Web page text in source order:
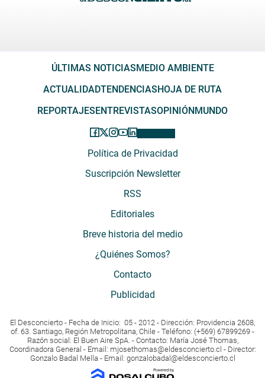
ÚLTIMAS NOTICIAS MEDIO AMBIENTE
ACTUALIDADTENDENCIAS HOJA DE RUTA
REPORTAJES ENTREVISTASOPINIÓN MUNDO
Política de Privacidad
Suscripción Newsletter
RSS
Editoriales
Breve historia del medio
¿Quiénes Somos?
Contacto
Publicidad
El Desconcierto - Fecha de Inicio: 05 - 2012 - Dirección: Providencia 2608,
of. 63. Santiago, Región Metropolitana, Chile - Teléfono: (+569) 67899269 -
Razón social: El Buen Aire SpA. - Contacto: María José Thomas,
Coordinadora General - Email: mjosethomas@eldesconcierto.cl - Director:
Gonzalo Badal Mella - Email: gonzalobadal@eldesconcierto.cl